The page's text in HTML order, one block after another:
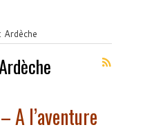
Ardèche
A l’aventure